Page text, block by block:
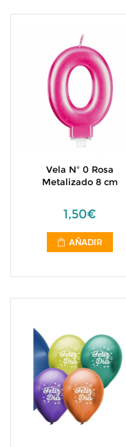
Vela Nº 0 Rosa
Metalizado 8 cm
1,50€
AÑADIR